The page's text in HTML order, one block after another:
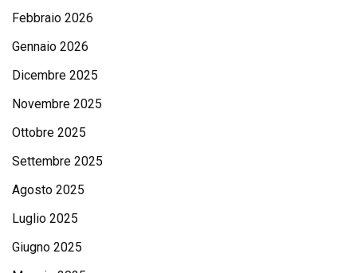
Febbraio 2026
Gennaio 2026
Dicembre 2025
Novembre 2025
Ottobre 2025
Settembre 2025
Agosto 2025
Luglio 2025
Giugno 2025